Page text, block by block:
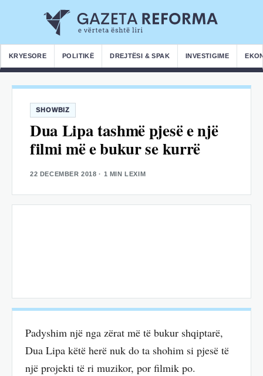
KRYESORE POLITIKË DREJTËSI & SPAK INVESTIGIME
SHOWBIZ
Dua Lipa tashmë pjesë e një
filmi më e bukur se kurrë
22 DECEMBER 2018 · 1 MIN LEXIM
Padyshim një nga zërat më të bukur shqiptarë,
Dua Lipa këtë herë nuk do ta shohim si pjesë të
një projekti të ri muzikor, por filmik po.